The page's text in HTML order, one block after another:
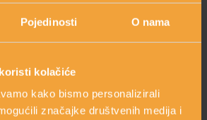
Pojedinosti O nama
kolačiće
kako bismo personalizirali
značajke društvenih medija i
NJEGA KOŽE
MEDITERANA: ZAŠTO NAŠA KOŽA
OBOŽAVA SMILJE?
proizvod sa zaštitnim faktorom